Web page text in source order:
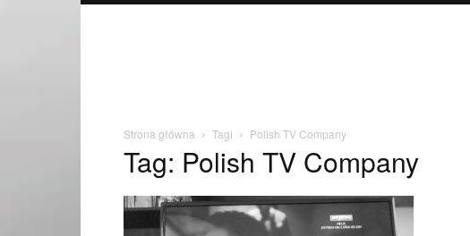
Strona główna Tagi Polish TV Company
Tag: Polish TV Company